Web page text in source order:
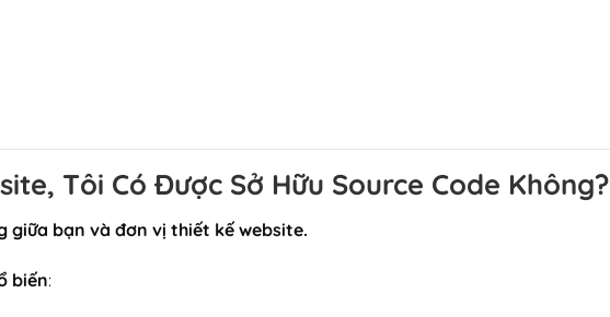
Tôi Có Được Sở Hữu Source Code Không?
giữa bạn và đơn vị thiết kế website.
biến: